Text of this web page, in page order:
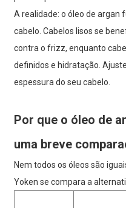
A realidade: o óleo de argan
cabelo. Cabelos lisos se
contra o frizz, enquanto
definidos e hidratação.
espessura do seu cabelo.
Por que o óleo de
uma breve
Nem todos os óleos são
Yoken se compara a